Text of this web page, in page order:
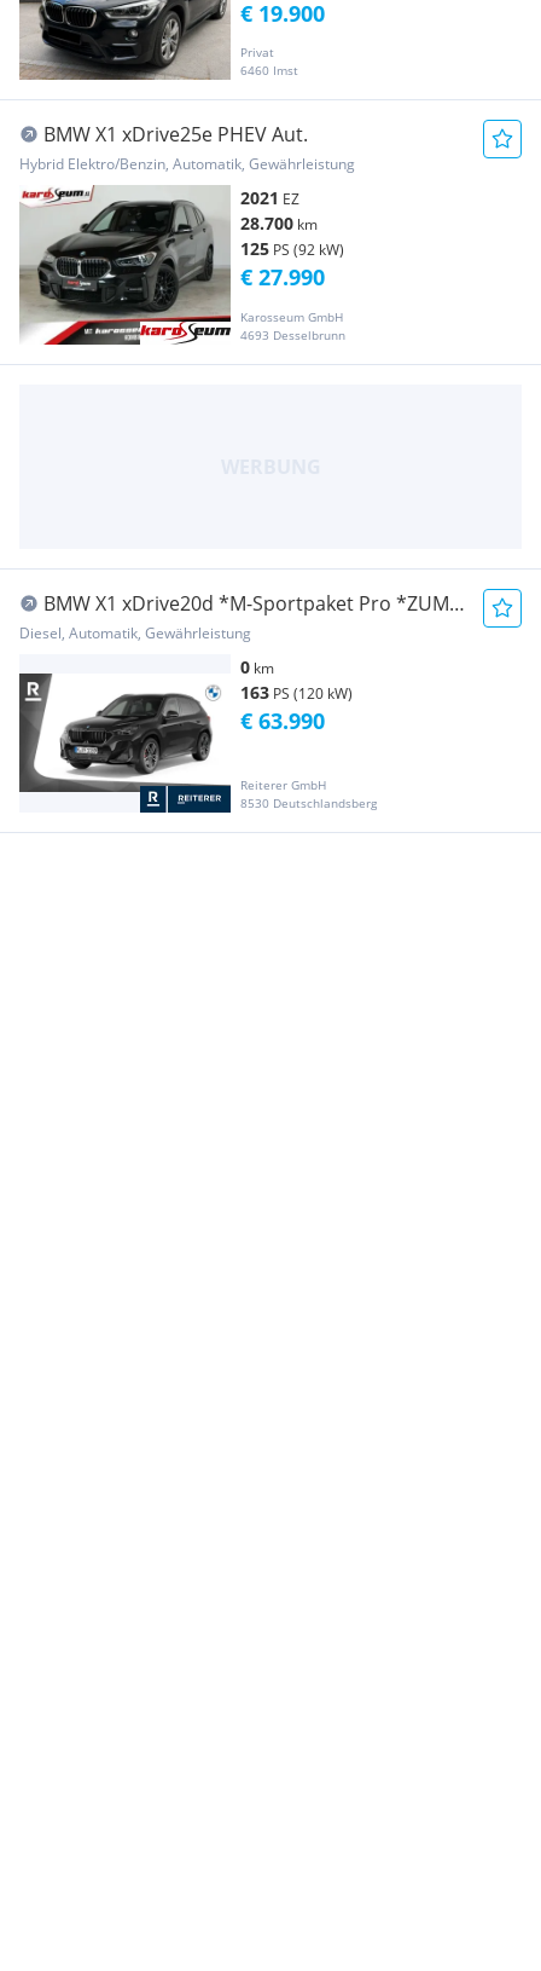
Privat
6460 Imst
€ 19.900
BMW X1 xDrive25e PHEV Aut.
Hybrid Elektro/Benzin, Automatik, Gewährleistung
2021 EZ
28.700 km
125 PS (92 kW)
Karosseum GmbH
4693 Desselbrunn
€ 27.990
BMW X1 xDrive20d *M-Sportpaket Pro *ZUM
1,99% FIXZI...
Diesel, Automatik, Gewährleistung
0 km
163 PS (120 kW)
Reiterer GmbH
8530 Deutschlandsberg
€ 63.990